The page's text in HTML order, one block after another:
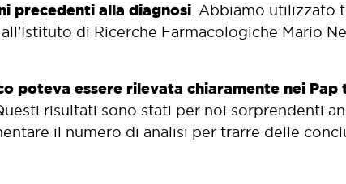
precedenti alla diagnosi . Abbiamo utilizzato
di Ricerche Farmacologiche Mario
poteva essere rilevata chiaramente nei Pap
risultati sono stati per noi sorprendenti
il numero di analisi per trarre delle